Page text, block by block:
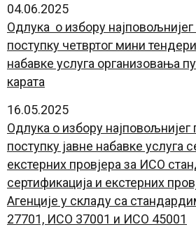
04.06.2025
Одлука о избору најповољнијег
поступку четвртог мини
набавке услуга организовања
карата
16.05.2025
Oдлука о избору најповољнијег
поступку јавне набавке услуга
екстерних провјера за ИСО
сертификација и екстерних
Агенције у складу са
27701, ИСО 37001 и ИСО 45001